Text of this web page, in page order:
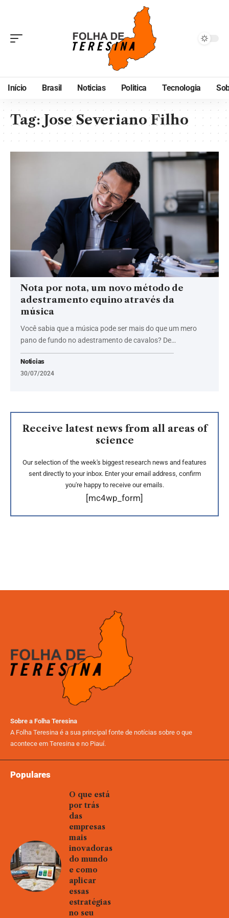
Início Brasil Noticias Politica Tecnologia
Tag:Jose Severiano Filho
Nota por nota, um novo método de
adestramento equino através da
música
Você sabia que a música pode ser mais do que um mero
pano de fundo no adestramento de cavalos? De…
Noticias
30/07/2024
Receive latest news from all areas of
science
Our selection of the week's biggest research news and features
sent directly to your inbox. Enter your email address, confirm
you're happy to receive our emails.
[mc4wp_form]
Sobre a Folha Teresina
A Folha Teresina é a sua principal fonte de notícias sobre o que
acontece em Teresina e no Piauí.
Populares
O que está
por trás
das
empresas
mais
inovadoras
do mundo
e como
aplicar
essas
estratégias
no seu